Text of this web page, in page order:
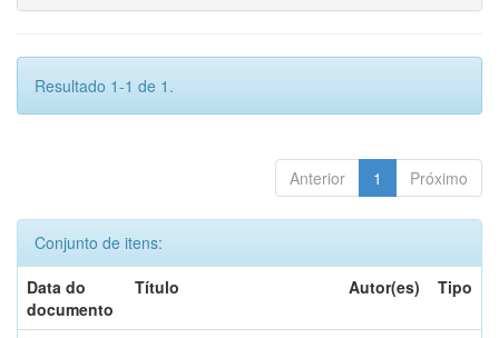
Resultado 1-1 de 1.
Anterior 1 Próximo
Conjunto de itens:
Data do
documento
Título Autor(es) Tipo